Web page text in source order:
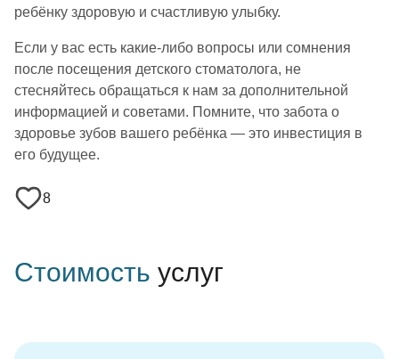
ребёнку здоровую и счастливую улыбку.
Если у вас есть какие-либо вопросы или сомнения
после посещения детского стоматолога, не
стесняйтесь обращаться к нам за дополнительной
информацией и советами. Помните, что забота о
здоровье зубов вашего ребёнка — это инвестиция в
его будущее.
8
Стоимость услуг